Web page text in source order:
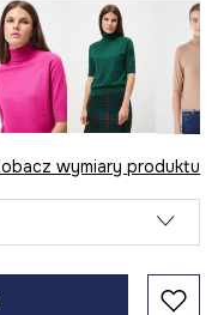
wymiary produktu